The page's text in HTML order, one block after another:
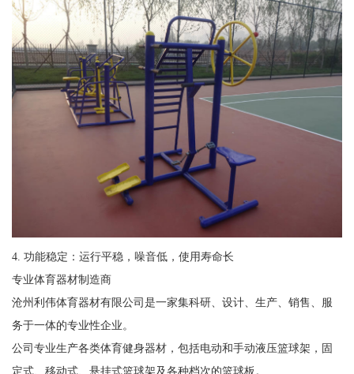
4. 功能稳定：运行平稳，噪音低，使用寿命长
专业体育器材制造商
沧州利伟体育器材有限公司是一家集科研、设计、生产、销售、服
务于一体的专业性企业。
公司专业生产各类体育健身器材，包括电动和手动液压篮球架，固
定式、移动式、悬挂式篮球架及各种档次的篮球板。